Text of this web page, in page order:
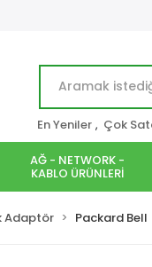
En Yeniler , Çok
AĞ - NETWORK -
KABLO ÜRÜNLERİ
Adaptör Packard Bell